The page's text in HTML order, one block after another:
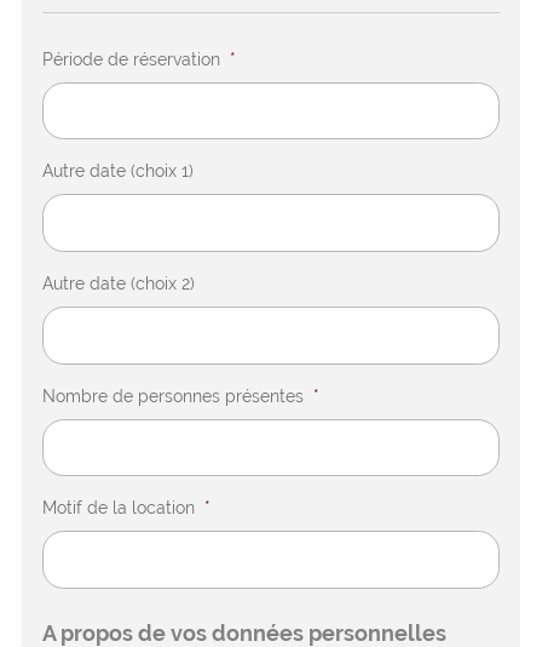
Période de réservation *
Autre date (choix 1)
Autre date (choix 2)
Nombre de personnes présentes *
Motif de la location *
A propos de vos données personnelles